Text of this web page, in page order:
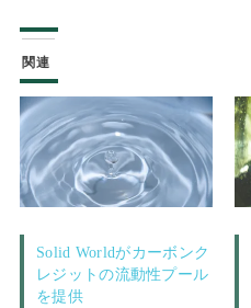
関連
Solid Worldがカーボンク
レジットの流動性プール
を提供